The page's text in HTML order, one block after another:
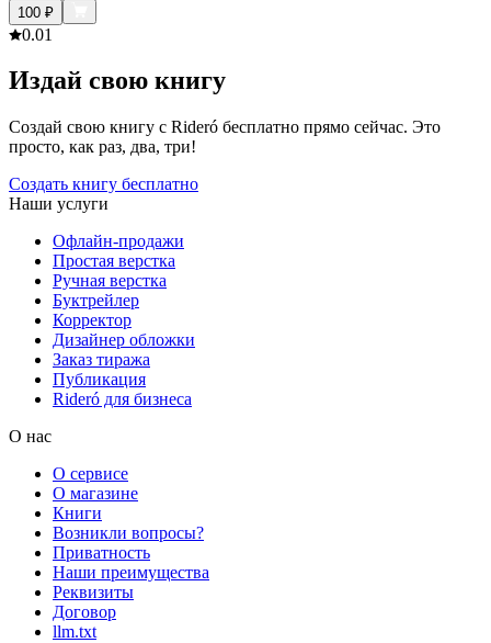
100 ₽
0.01
Издай свою книгу
Создай свою книгу с Rideró бесплатно прямо сейчас. Это
просто, как раз, два, три!
Создать книгу бесплатно
Наши услуги
Офлайн-продажи
Простая верстка
Ручная верстка
Буктрейлер
Корректор
Дизайнер обложки
Заказ тиража
Публикация
Rideró для бизнеса
О нас
О сервисе
О магазине
Книги
Возникли вопросы?
Приватность
Наши преимущества
Реквизиты
Договор
llm.txt